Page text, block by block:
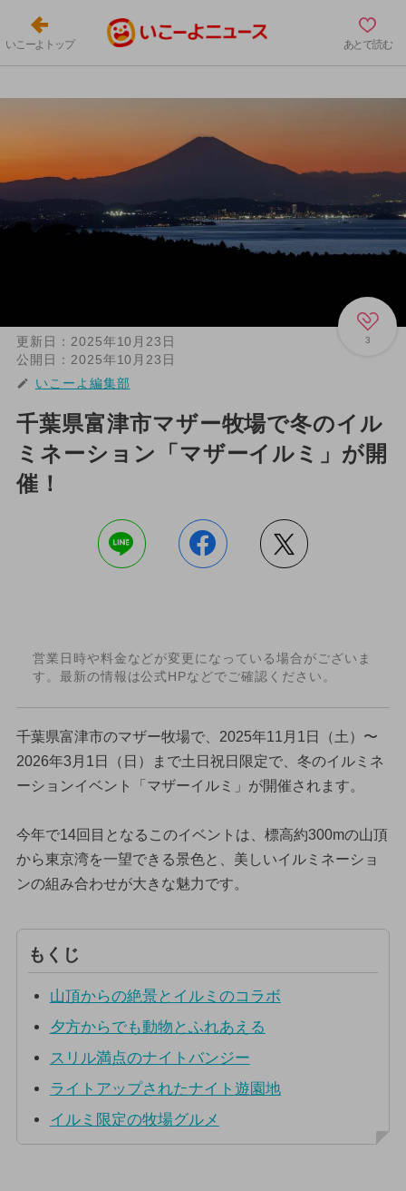
いこーよトップ あとで読む
3
更新日： 2025年10月23日
公開日： 2025年10月23日
いこーよ編集部
千葉県富津市マザー牧場で冬のイル
ミネーション「マザーイルミ」が開
催！
営業日時や料金などが変更になっている場合がございま
す。最新の情報は公式HPなどでご確認ください。
千葉県富津市のマザー牧場で、2025年11月1日（土）〜
2026年3月1日（日）まで土日祝日限定で、冬のイルミネ
ーションイベント「マザーイルミ」が開催されます。
今年で14回目となるこのイベントは、標高約300mの山頂
から東京湾を一望できる景色と、美しいイルミネーショ
ンの組み合わせが大きな魅力です。
もくじ
山頂からの絶景とイルミのコラボ
夕方からでも動物とふれあえる
スリル満点のナイトバンジー
ライトアップされたナイト遊園地
イルミ限定の牧場グルメ